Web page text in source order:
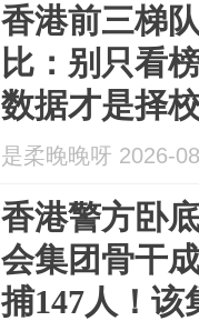
香港前三梯
比：别只看
数据才是择
是柔晚晚呀 2026-
香港警方卧
会集团骨干
捕147人！该